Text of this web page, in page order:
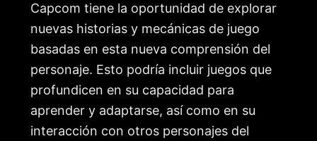
Capcom tiene la oportunidad de explorar
nuevas historias y mecánicas de juego
basadas en esta nueva comprensión del
personaje. Esto podría incluir juegos que
profundicen en su capacidad para
aprender y adaptarse, así como en su
interacción con otros personajes del